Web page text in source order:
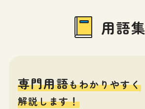
用語集
専門用語もわかりやすく
解説します！